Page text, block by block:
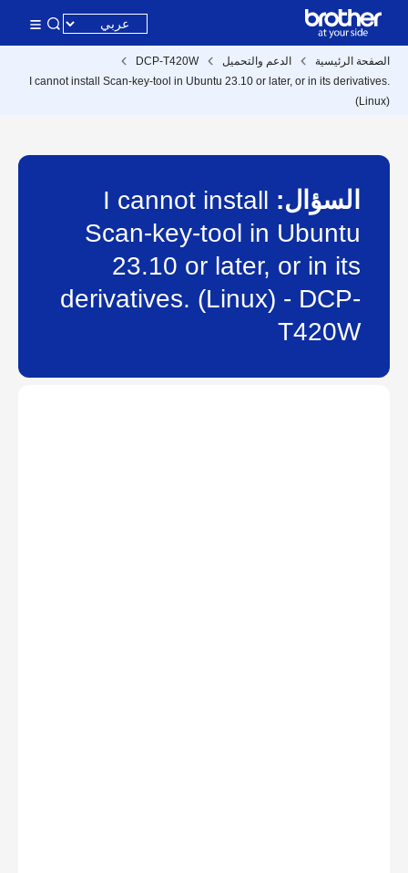
الصفحة الرئيسية الدعم والتحميل
DCP-T420W
I cannot install Scan-key-tool in Ubuntu 23.10 or later, or in its derivatives.
(Linux)
السؤال:
I cannot install
Scan-key-tool in Ubuntu
23.10 or later, or in its
derivatives. (Linux) - DCP-
T420W